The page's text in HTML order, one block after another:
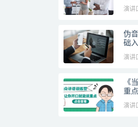
演讲
伪
础
演讲
《
重
提升
演讲